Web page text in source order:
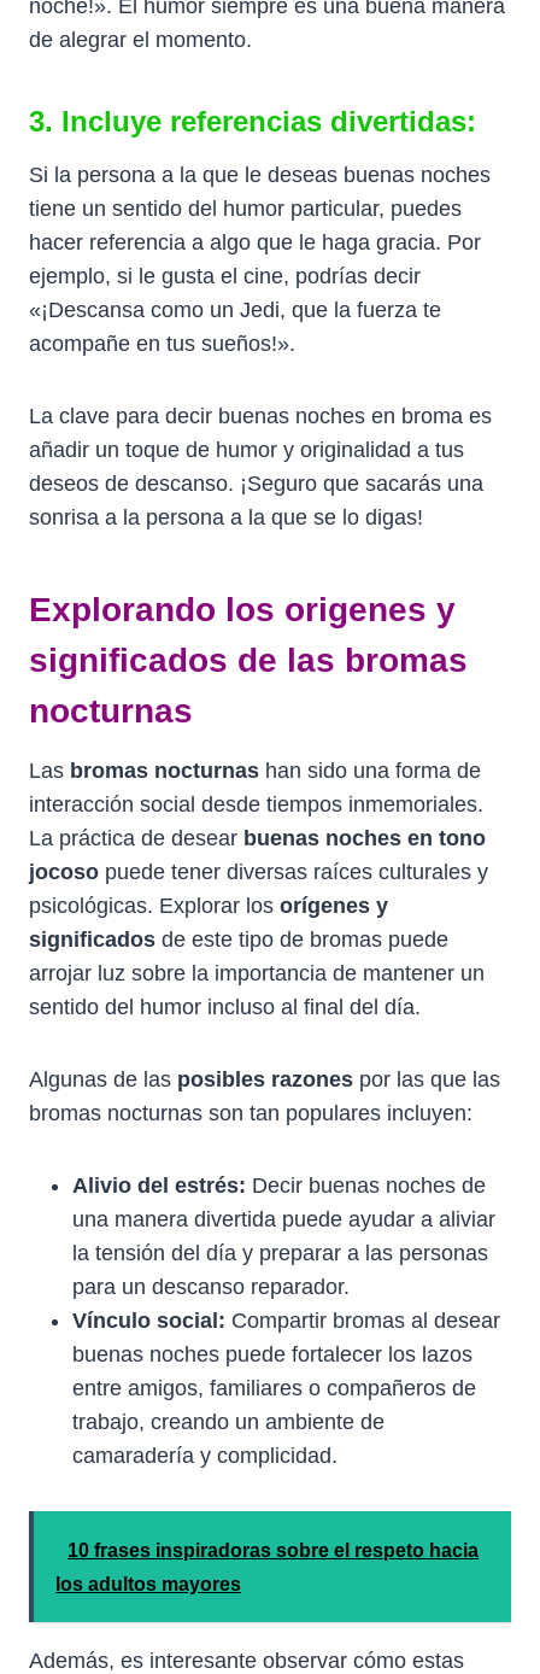
noche!». El humor siempre es una buena manera
de alegrar el momento.
3. Incluye referencias divertidas:
Si la persona a la que le deseas buenas noches
tiene un sentido del humor particular, puedes
hacer referencia a algo que le haga gracia. Por
ejemplo, si le gusta el cine, podrías decir
«¡Descansa como un Jedi, que la fuerza te
acompañe en tus sueños!».
La clave para decir buenas noches en broma es
añadir un toque de humor y originalidad a tus
deseos de descanso. ¡Seguro que sacarás una
sonrisa a la persona a la que se lo digas!
Explorando los origenes y
significados de las bromas
nocturnas
Las bromas nocturnas han sido una forma de
interacción social desde tiempos inmemoriales.
La práctica de desear buenas noches en tono
jocoso puede tener diversas raíces culturales y
psicológicas. Explorar los orígenes y
significados de este tipo de bromas puede
arrojar luz sobre la importancia de mantener un
sentido del humor incluso al final del día.
Algunas de las posibles razones por las que las
bromas nocturnas son tan populares incluyen:
Alivio del estrés: Decir buenas noches de
una manera divertida puede ayudar a aliviar
la tensión del día y preparar a las personas
para un descanso reparador.
Vínculo social: Compartir bromas al desear
buenas noches puede fortalecer los lazos
entre amigos, familiares o compañeros de
trabajo, creando un ambiente de
camaradería y complicidad.
10 frases inspiradoras sobre el respeto hacia
los adultos mayores
Además, es interesante observar cómo estas